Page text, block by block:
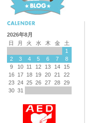
2026年8月
日
月 火 水 木 金
土
1
2
3 4 5 6 7
8
9
10 11 12 13 14
15
16
17 18 19 20 21
22
23 24 25 26 27 28 29
30 31